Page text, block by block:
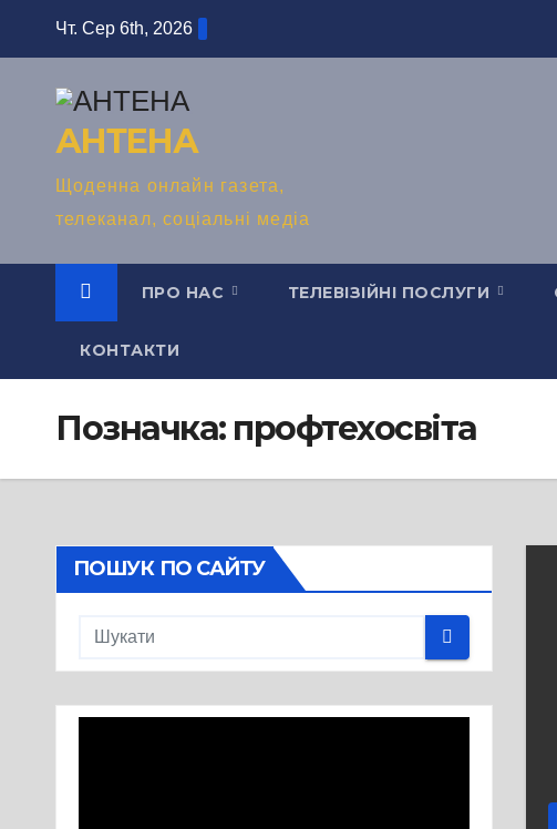
Чт. Сер 6th, 2026
АНТЕНА
Щоденна онлайн газета,
телеканал, соціальні медіа
ПРО НАС ТЕЛЕВІЗІЙНІ ПОСЛУГИ
КОНТАКТИ
Позначка: профтехосвіта
ПОШУК ПО САЙТУ